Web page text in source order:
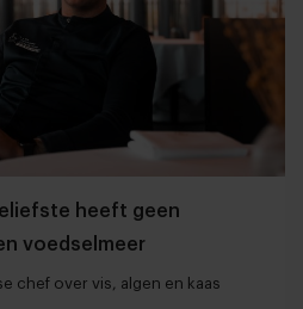
heeft geen
voedselmeer
chef over vis, algen en kaas